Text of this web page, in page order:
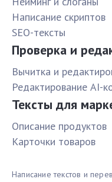
Написание скриптов
SEO-тексты
Проверка и
Вычитка и
Редактирование AI-
Тексты для
Описание продуктов
Карточки товаров
Написание текстов и